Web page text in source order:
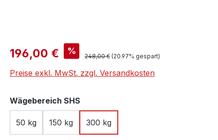
Verkaufspreis:
196,00 € % Regulärer Preis:
248,00 € (20.97% gespart)
Preise exkl. MwSt. zzgl. Versandkosten
Wägebereich SHS
50 kg 150 kg 300 kg